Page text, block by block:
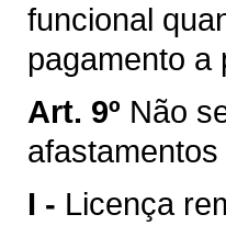
funcional
pagamento a
Art. 9º Não
I - Licença